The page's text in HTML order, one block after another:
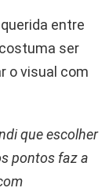
entre
ser
o visual com
que escolher
pontos faz a